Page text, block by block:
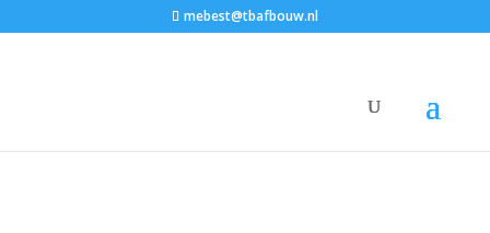
mebest@tbafbouw.nl